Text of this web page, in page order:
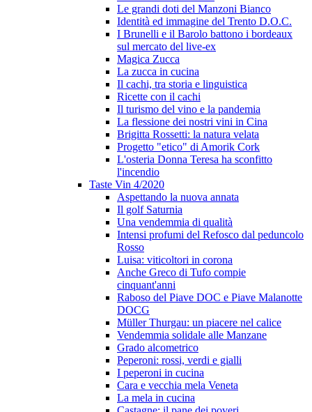
Le grandi doti del Manzoni Bianco
Identità ed immagine del Trento D.O.C.
I Brunelli e il Barolo battono i bordeaux
sul mercato del live-ex
Magica Zucca
La zucca in cucina
Il cachi, tra storia e linguistica
Ricette con il cachi
Il turismo del vino e la pandemia
La flessione dei nostri vini in Cina
Brigitta Rossetti: la natura velata
Progetto "etico" di Amorik Cork
L'osteria Donna Teresa ha sconfitto
l'incendio
Taste Vin 4/2020
Aspettando la nuova annata
Il golf Saturnia
Una vendemmia di qualità
Intensi profumi del Refosco dal peduncolo
Rosso
Luisa: viticoltori in corona
Anche Greco di Tufo compie
cinquant'anni
Raboso del Piave DOC e Piave Malanotte
DOCG
Müller Thurgau: un piacere nel calice
Vendemmia solidale alle Manzane
Grado alcometrico
Peperoni: rossi, verdi e gialli
I peperoni in cucina
Cara e vecchia mela Veneta
La mela in cucina